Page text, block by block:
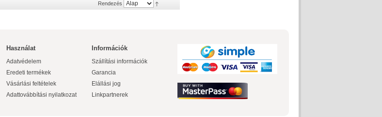
Rendezés
Használat
Adatvédelem
Eredeti termékek
Vásárlási feltételek
Adattovábbítási nyilatkozat
Információk
Szállítási információk
Garancia
Elállási jog
Linkpartnerek